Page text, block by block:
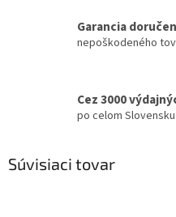
Garancia
nepoškodeného
Cez 3000
po celom Slovensku
Súvisiaci tovar